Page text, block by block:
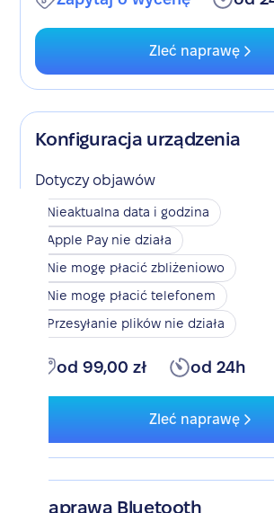
Zleć naprawę
Konfiguracja urządzenia
Dotyczy objawów
Nieaktualna data i godzina
Apple Pay nie działa
Nie mogę płacić zbliżeniowo
Nie mogę płacić telefonem
Przesyłanie plików nie działa
od 99,00 zł od 24h
Zleć naprawę
Naprawa Bluetooth